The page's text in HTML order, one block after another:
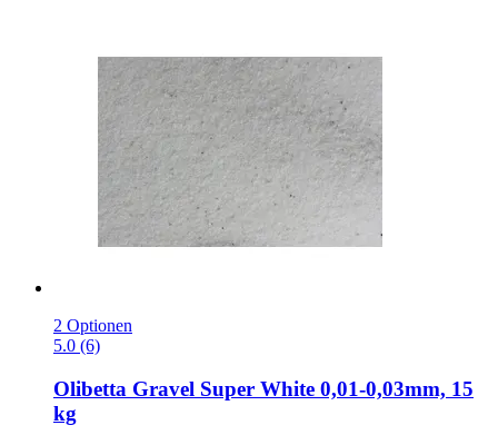
2 Optionen
5.0 (6)
Olibetta Gravel Super White 0,01-​0,03mm, 15
kg